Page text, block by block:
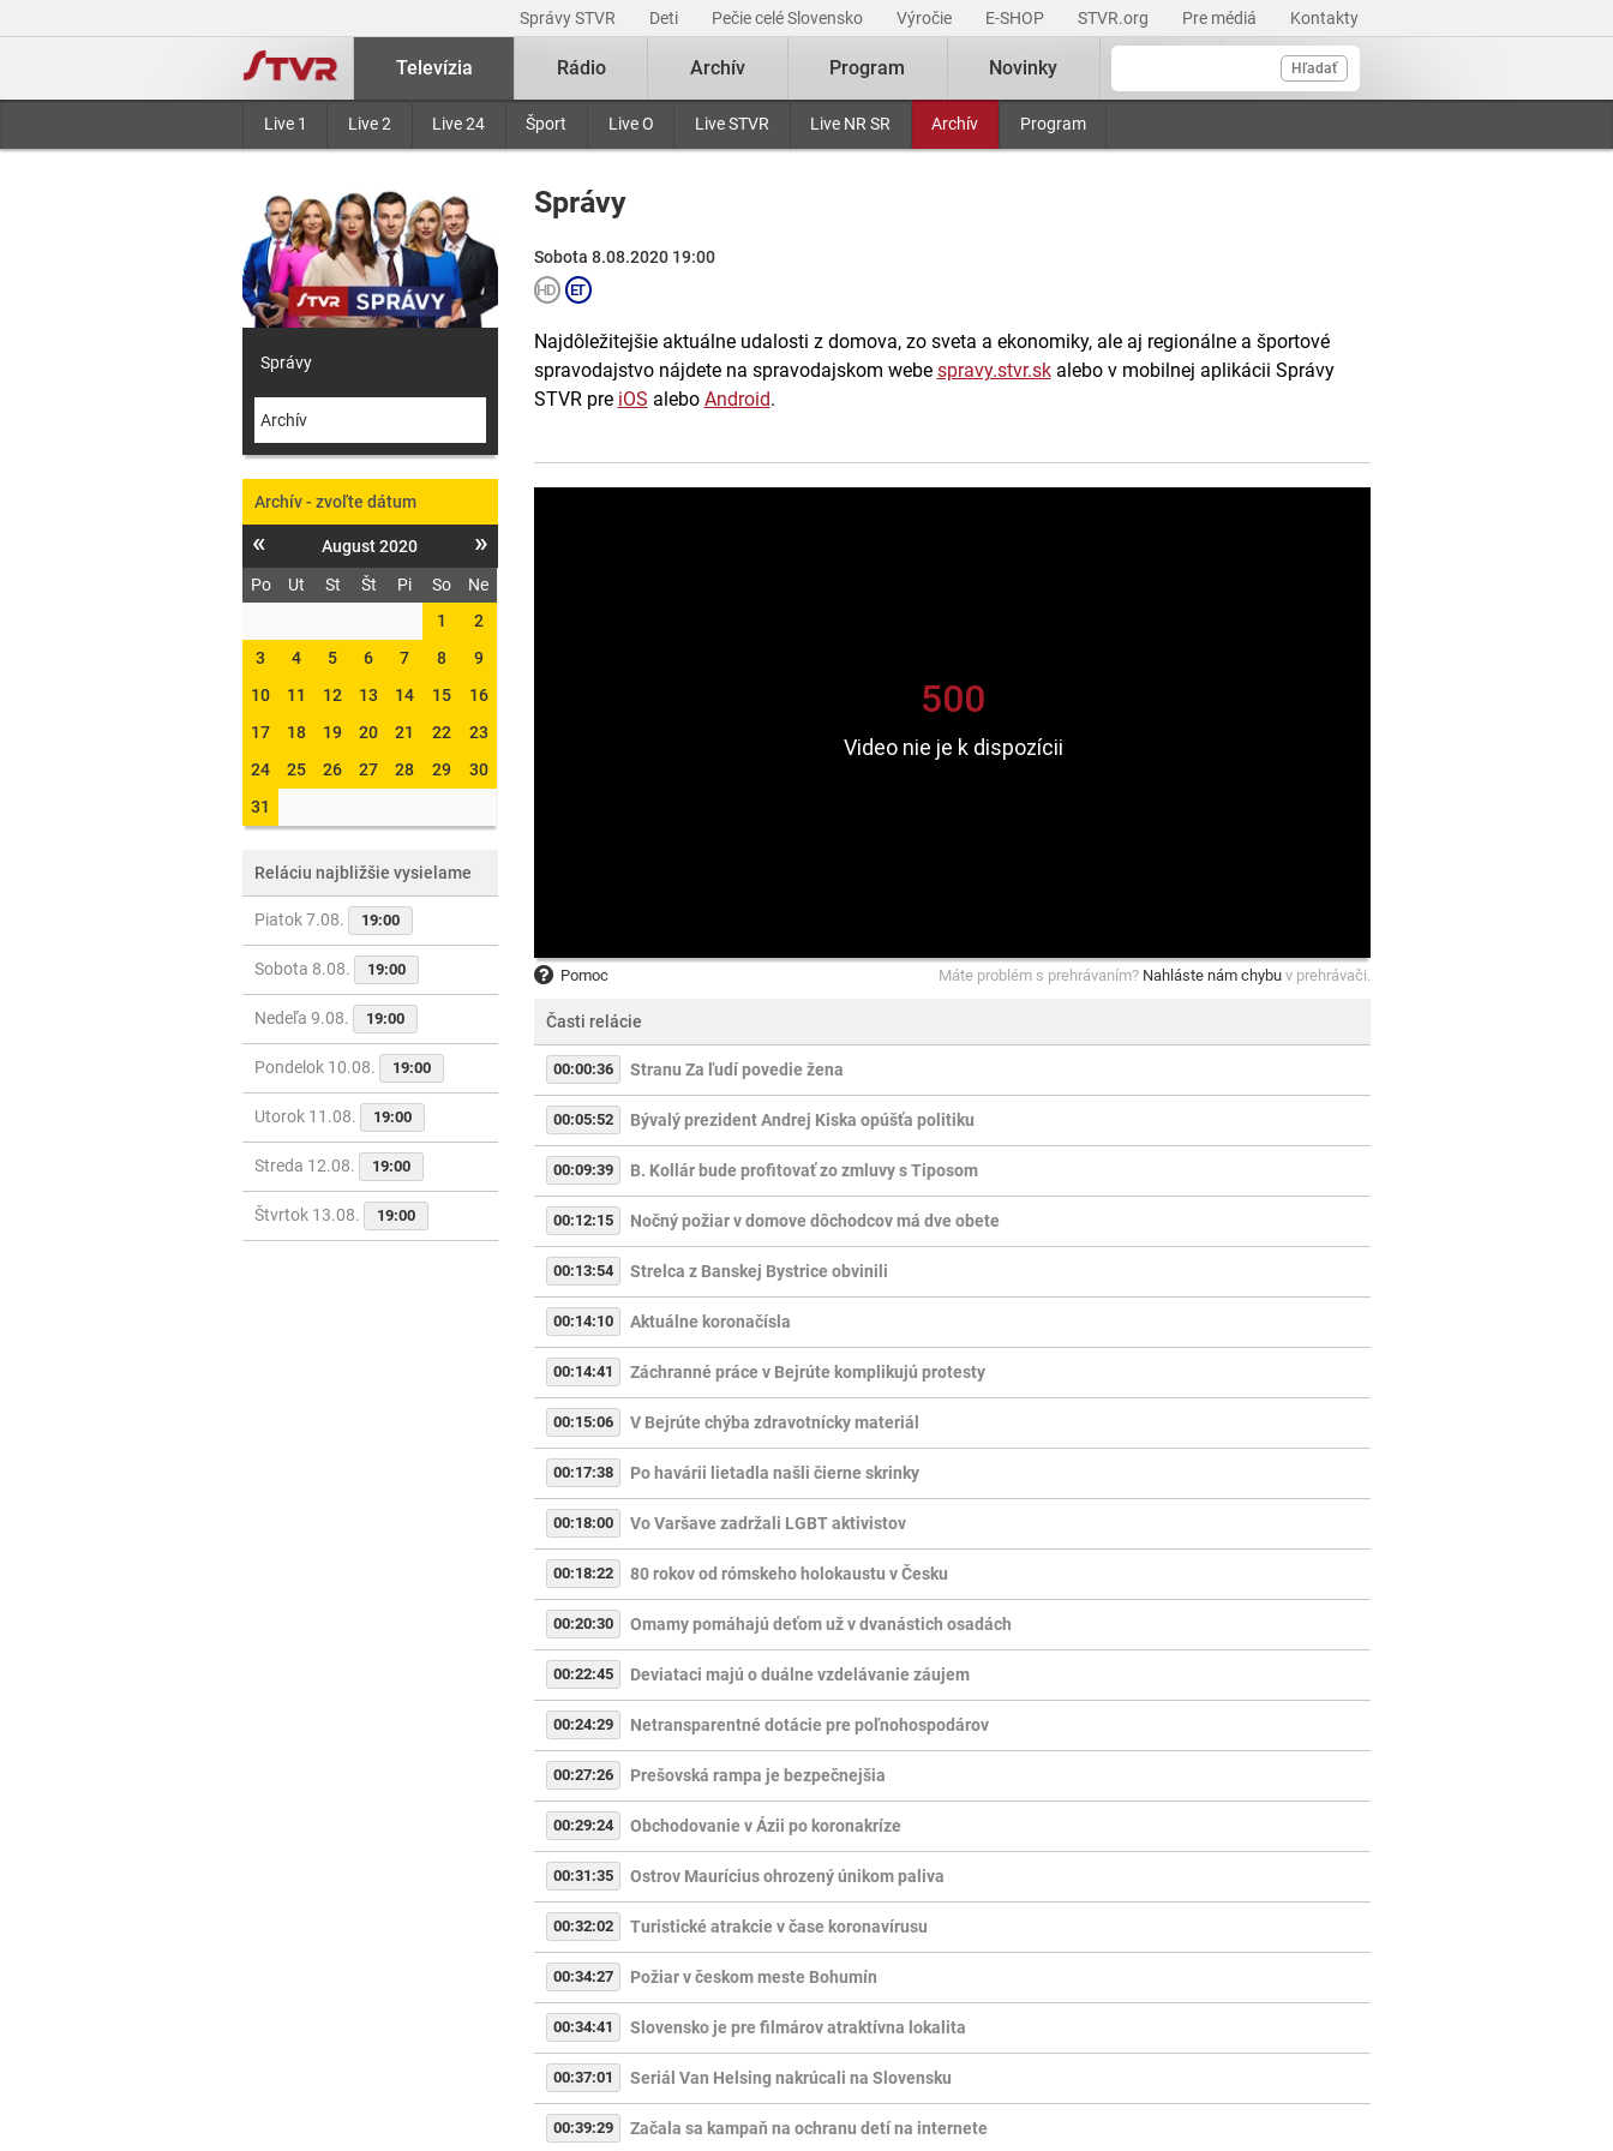
Správy STVR Deti Pečie celé Slovensko Výročie E-SHOP STVR.org Pre médiá Kontakty
Hľadať
Televízia
Live 1 Live 2 Live 24 Šport Live O Live STVR Live NR SR Archív Program
Rádio Archív Program Novinky
Správy
Sobota 8.08.2020 19:00
Najdôležitejšie aktuálne udalosti z domova, zo sveta a ekonomiky, ale aj regionálne a športové
spravodajstvo nájdete na spravodajskom webe spravy.stvr.skalebo v mobilnej aplikácii Správy
STVR pre iOS alebo Android.
Pomoc Máte problém s prehrávaním? Nahláste nám chybu v prehrávači.
Časti relácie
00:00:36 Stranu Za ľudí povedie žena
00:05:52 Bývalý prezident Andrej Kiska opúšťa politiku
00:09:39 B. Kollár bude profitovať zo zmluvy s Tiposom
00:12:15 Nočný požiar v domove dôchodcov má dve obete
00:13:54 Strelca z Banskej Bystrice obvinili
00:14:10 Aktuálne koronačísla
00:14:41 Záchranné práce v Bejrúte komplikujú protesty
00:15:06 V Bejrúte chýba zdravotnícky materiál
00:17:38 Po havárii lietadla našli čierne skrinky
00:18:00 Vo Varšave zadržali LGBT aktivistov
00:18:22 80 rokov od rómskeho holokaustu v Česku
00:20:30 Omamy pomáhajú deťom už v dvanástich osadách
00:22:45 Deviataci majú o duálne vzdelávanie záujem
00:24:29 Netransparentné dotácie pre poľnohospodárov
00:27:26 Prešovská rampa je bezpečnejšia
00:29:24 Obchodovanie v Ázii po koronakríze
00:31:35 Ostrov Maurícius ohrozený únikom paliva
00:32:02 Turistické atrakcie v čase koronavírusu
00:34:27 Požiar v českom meste Bohumín
00:34:41 Slovensko je pre filmárov atraktívna lokalita
00:37:01 Seriál Van Helsing nakrúcali na Slovensku
00:39:29 Začala sa kampaň na ochranu detí na internete
Správy
Archív
Archív - zvoľte dátum
« August 2020 »
Po Ut St Št Pi So
Ne
1
2
3
4 5 6 7 8
9
10
11 12 13 14 15
16
17
18 19 20 21 22
23
24
25 26 27 28 29
30
31
Reláciu najbližšie vysielame
Piatok 7.08. 19:00
Sobota 8.08. 19:00
Nedeľa 9.08. 19:00
Pondelok 10.08. 19:00
Utorok 11.08. 19:00
Streda 12.08. 19:00
Štvrtok 13.08. 19:00